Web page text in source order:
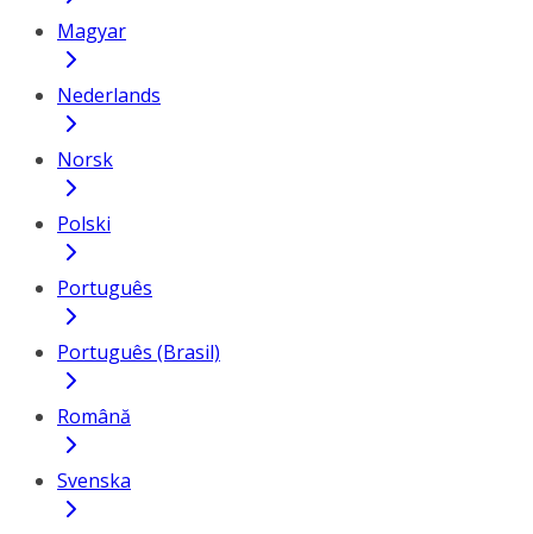
Magyar
Nederlands
Norsk
Polski
Português
Português (Brasil)
Română
Svenska